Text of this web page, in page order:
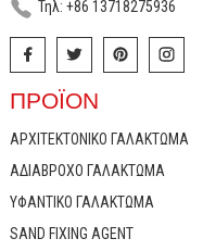
Τηλ: +86 13718275936
ΠΡΟΪΌΝ
ΑΡΧΙΤΕΚΤΟΝΙΚΌ ΓΑΛΆΚΤΩΜΑ
ΑΔΙΆΒΡΟΧΟ ΓΑΛΆΚΤΩΜΑ
ΥΦΑΝΤΙΚΌ ΓΑΛΆΚΤΩΜΑ
SAND FIXING AGENT